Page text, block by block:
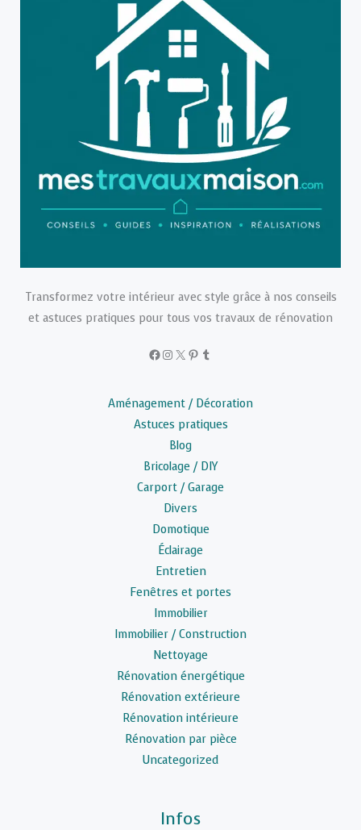
Transformez votre intérieur avec style grâce à nos conseils
et astuces pratiques pour tous vos travaux de rénovation
Facebook
Instagram
X Pinterest
Tumblr
Aménagement / Décoration
Astuces pratiques
Blog
Bricolage / DIY
Carport / Garage
Divers
Domotique
Éclairage
Entretien
Fenêtres et portes
Immobilier
Immobilier / Construction
Nettoyage
Rénovation énergétique
Rénovation extérieure
Rénovation intérieure
Rénovation par pièce
Uncategorized
Infos